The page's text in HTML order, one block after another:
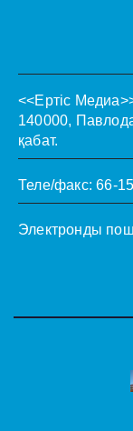
<<Ертіс
140000,
қабат.
Теле/факс: 66-
Электронды